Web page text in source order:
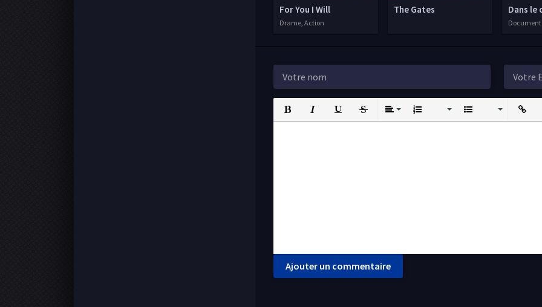
For You I Will
Drame, Action
The Gates Dans le
Bold Italic UnderlineStrikethrough
AlignOrdered List Unordered ListInsert
Ajouter un commentaire